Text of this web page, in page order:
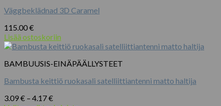
Väggbeklädnad 3D Caramel
115.00€
Lisää ostoskoriin
BAMBUUSIS-EINÄPÄÄLLYSTEET
Bambusta keittiö ruokasali satelliittiantenni matto haltija
3.09€ – 4.17€